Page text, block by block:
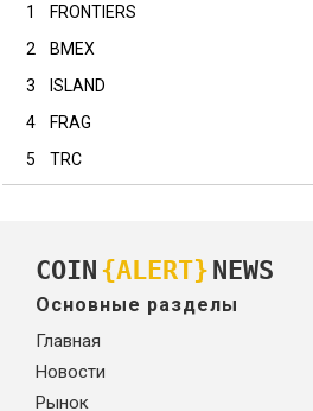
1 FRONTIERS
2
BMEX
3
ISLAND
4
FRAG
5
TRC
COIN {ALERT} NEWS
Основные разделы
Главная
Новости
Рынок